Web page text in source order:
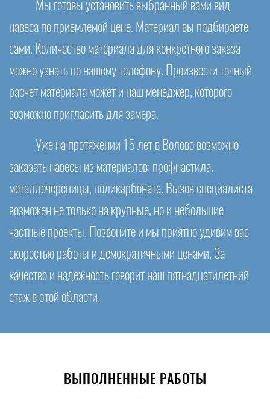
Мы готовы установить выбранный вами вид
навеса по приемлемой цене. Материал вы подбираете
сами. Количество материала для конкретного заказа
можно узнать по нашему телефону. Произвести точный
расчет материала может и наш менеджер, которого
возможно пригласить для замера.
Уже на протяжении 15 лет в Волово возможно
заказать навесы из материалов: профнастила,
металлочерепицы, поликарбоната. Вызов специалиста
возможен не только на крупные, но и небольшие
частные проекты. Позвоните и мы приятно удивим вас
скоростью работы и демократичными ценами. За
качество и надежность говорит наш пятнадцатилетний
стаж в этой области.
ВЫПОЛНЕННЫЕ РАБОТЫ